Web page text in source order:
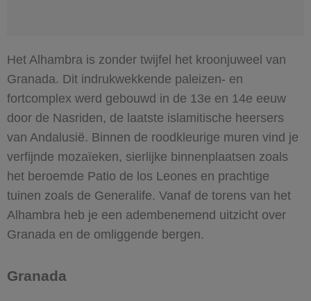
Het Alhambra is zonder twijfel het kroonjuweel van
Granada. Dit indrukwekkende paleizen- en
fortcomplex werd gebouwd in de 13e en 14e eeuw
door de Nasriden, de laatste islamitische heersers
van Andalusië. Binnen de roodkleurige muren vind je
verfijnde mozaïeken, sierlijke binnenplaatsen zoals
het beroemde Patio de los Leones en prachtige
tuinen zoals de Generalife. Vanaf de torens van het
Alhambra heb je een adembenemend uitzicht over
Granada en de omliggende bergen.
Granada